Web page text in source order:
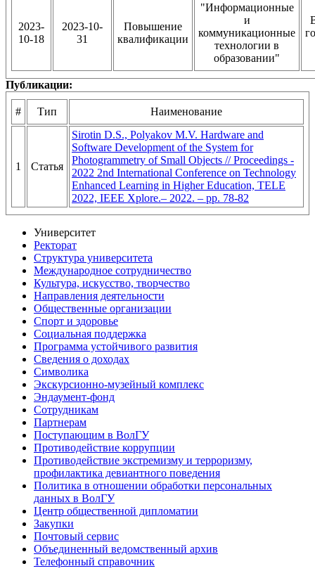
2023-
10-18
2023-10-
31
Повышение
квалификации
"Информационные
и
коммуникационные
технологии в
образовании"
Публикации:
# Тип Наименование
1 Статья
Sirotin D.S., Polyakov M.V. Hardware and
Software Development of the System for
Photogrammetry of Small Objects // Proceedings -
2022 2nd International Conference on Technology
Enhanced Learning in Higher Education, TELE
2022, IEEE Xplore.– 2022. – pp. 78-82
Университет
Ректорат
Структура университета
Международное сотрудничество
Культура, искусство, творчество
Направления деятельности
Общественные организации
Спорт и здоровье
Социальная поддержка
Программа устойчивого развития
Сведения о доходах
Символика
Экскурсионно-музейный комплекс
Эндаумент-фонд
Сотрудникам
Партнерам
Поступающим в ВолГУ
Противодействие коррупции
Противодействие экстремизму и терроризму,
профилактика девиантного поведения
Политика в отношении обработки персональных
данных в ВолГУ
Центр общественной дипломатии
Закупки
Почтовый сервис
Объединенный ведомственный архив
Телефонный справочник